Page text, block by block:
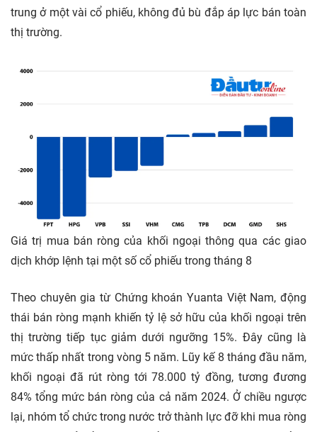
trung ở một vài cổ phiếu, không đủ bù đắp áp lực bán toàn
thị trường.
Giá trị mua bán ròng của khối ngoại thông qua các giao
dịch khớp lệnh tại một số cổ phiếu trong tháng 8
Theo chuyên gia từ Chứng khoán Yuanta Việt Nam, động
thái bán ròng mạnh khiến tỷ lệ sở hữu của khối ngoại trên
thị trường tiếp tục giảm dưới ngưỡng 15%. Đây cũng là
mức thấp nhất trong vòng 5 năm. Lũy kế 8 tháng đầu năm,
khối ngoại đã rút ròng tới 78.000 tỷ đồng, tương đương
84% tổng mức bán ròng của cả năm 2024. Ở chiều ngược
lại, nhóm tổ chức trong nước trở thành lực đỡ khi mua ròng